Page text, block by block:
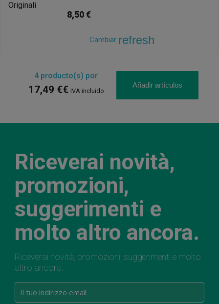
8,50 €
Cambiar refresh
4producto(s) por
17,49 €€ IVA incluido
Añadir artículos
Riceverai novità,
promozioni,
suggerimenti e
molto altro ancora.
Riceverai novità, promozioni, suggerimenti e molto
altro ancora.